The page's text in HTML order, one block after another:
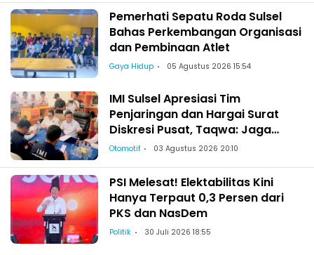
Pemerhati Sepatu Roda Sulsel
Bahas Perkembangan Organisasi
dan Pembinaan Atlet
Gaya Hidup 05 Agustus 2026 15:54
IMI Sulsel Apresiasi Tim
Penjaringan dan Hargai Surat
Diskresi Pusat, Taqwa: Jaga
Kekeluargaan-Kebersamaan
Otomotif 03 Agustus 2026 20:10
PSI Melesat! Elektabilitas Kini
Hanya Terpaut 0,3 Persen dari
PKS dan NasDem
Politik 30 Juli 2026 18:55